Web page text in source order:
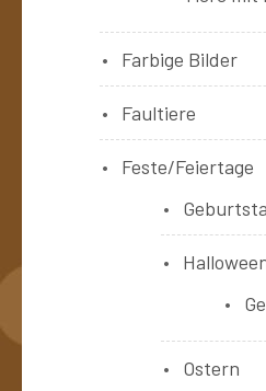
Farbige Bilder
Faultiere
Feste/Feiertage
Ostern